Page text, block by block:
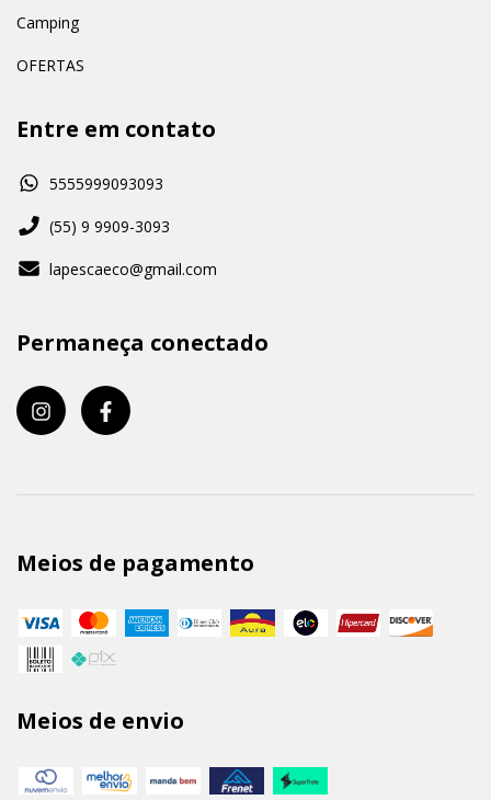
Camping
OFERTAS
Entre em contato
5555999093093
(55) 9 9909-3093
lapescaeco@gmail.com
Permaneça conectado
Meios de pagamento
Meios de envio